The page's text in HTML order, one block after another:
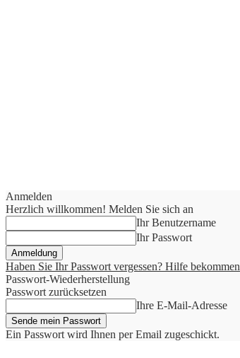
Anmelden
Herzlich willkommen! Melden Sie sich an
Ihr Benutzername
Ihr Passwort
Haben Sie Ihr Passwort vergessen? Hilfe bekommen
Passwort-Wiederherstellung
Passwort zurücksetzen
Ihre E-Mail-Adresse
Ein Passwort wird Ihnen per Email zugeschickt.